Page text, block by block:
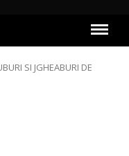
SI JGHEABURI DE